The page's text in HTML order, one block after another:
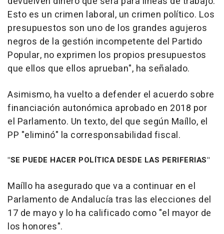
Esto es un crimen laboral, un crimen político. Los
presupuestos son uno de los grandes agujeros
negros de la gestión incompetente del Partido
Popular, no exprimen los propios presupuestos
que ellos que ellos aprueban", ha señalado.
Asimismo, ha vuelto a defender el acuerdo sobre
financiación autonómica aprobado en 2018 por
el Parlamento. Un texto, del que según Maíllo, el
PP "eliminó" la corresponsabilidad fiscal.
"SE PUEDE HACER POLÍTICA DESDE LAS PERIFERIAS"
Maíllo ha asegurado que va a continuar en el
Parlamento de Andalucía tras las elecciones del
17 de mayo y lo ha calificado como "el mayor de
los honores".